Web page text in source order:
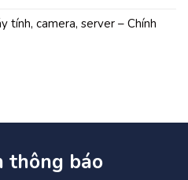
tính, camera, server – Chính
thông báo